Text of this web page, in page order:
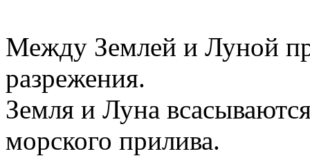
Между Землей и Луной
разрежения.
Земля и Луна
морского прилива.